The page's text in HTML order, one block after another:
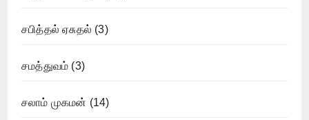
சபித்தல் ஏசுதல் (3)
சமத்துவம் (3)
சலாம் முகமன் (14)